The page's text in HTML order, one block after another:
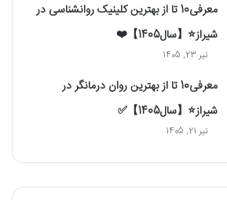
معرفی10 تا از بهترین کلینیک روانشناسی در
شیراز⭐【سال1405】❤️
تیر 23, 1405
معرفی10 تا از بهترین روان درمانگر در
شیراز⭐【سال1405】✅
تیر 21, 1405